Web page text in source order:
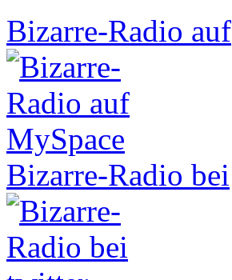
Bizarre-Radio auf
Bizarre-Radio bei